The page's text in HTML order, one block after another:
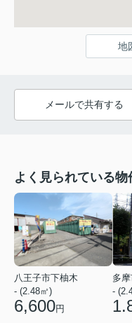
地
メールで共有する
よく見られている物
八王子市下柚木
- (2.48㎡)
6,600円
多
-